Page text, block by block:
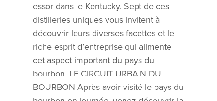
essor dans le Kentucky. Sept de ces
distilleries uniques vous invitent à
découvrir leurs diverses facettes et le
riche esprit d’entreprise qui alimente
cet aspect important du pays du
bourbon. LE CIRCUIT URBAIN DU
BOURBON Après avoir visité le pays du